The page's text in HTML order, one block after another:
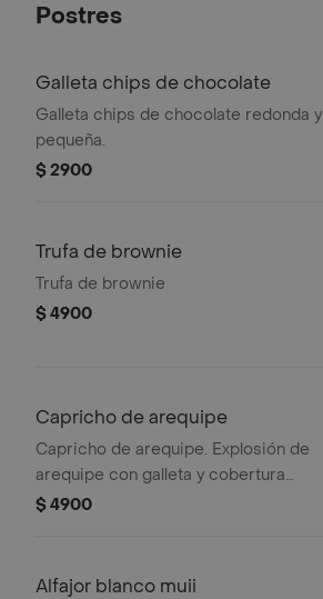
Postres
Galleta chips de chocolate
Galleta chips de chocolate redonda y
pequeña.
$ 2900
Trufa de brownie
Trufa de brownie
$ 4900
Capricho de arequipe
Capricho de arequipe. Explosión de
arequipe con galleta y cobertura
sabor a chocolate, 35g.
$ 4900
Alfajor blanco muii